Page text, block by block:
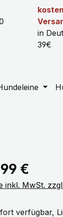
in
39€
Preis:
€
inkl. MwSt.
verfügbar,